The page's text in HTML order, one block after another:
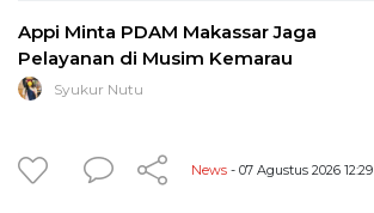
Appi Minta PDAM Makassar Jaga
Pelayanan di Musim Kemarau
Syukur Nutu
News - 07 Agustus 2026 12:29